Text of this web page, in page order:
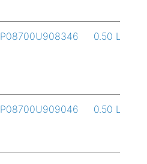
P08700U908346 0.50 L
P08700U909046 0.50 L